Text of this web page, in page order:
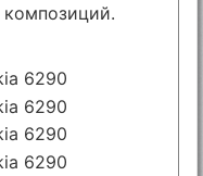
композиций.